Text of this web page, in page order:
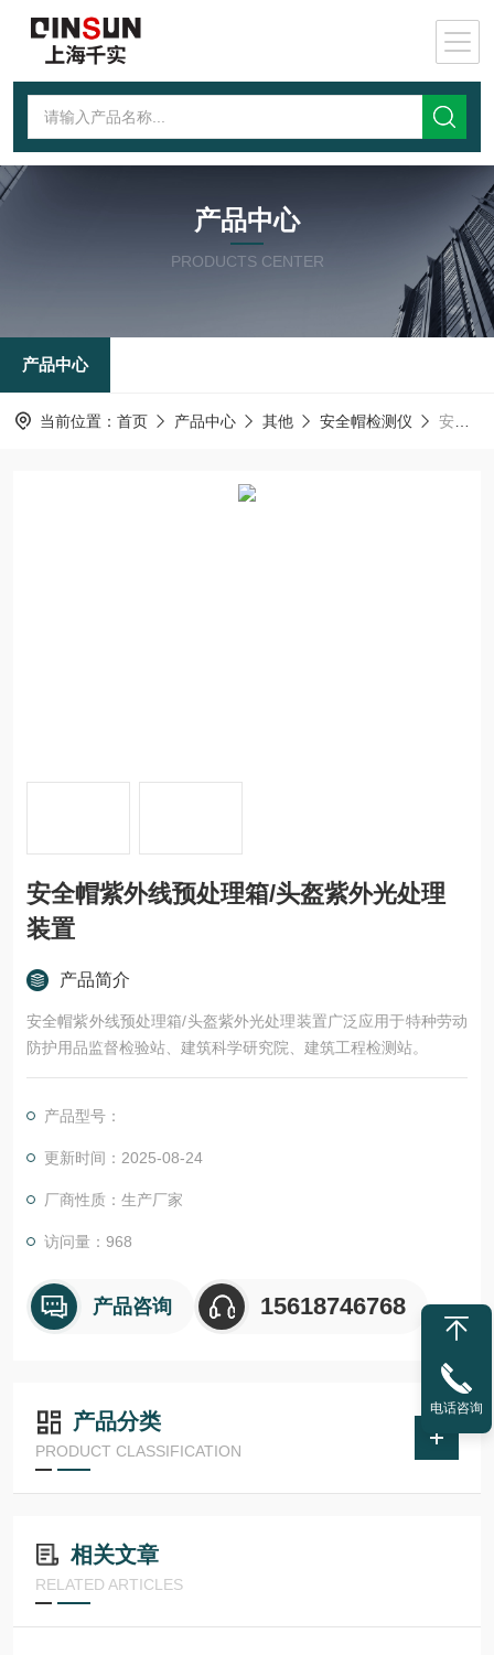
产品中心
PRODUCTS CENTER
产品中心
当前位置： 首页 产品中心 其他 安全帽检测仪 安全帽紫外线预处理箱/头盔紫外光处理装置
安全帽紫外线预处理箱/头盔紫外光处理
装置
产品简介
安全帽紫外线预处理箱/头盔紫外光处理装置广泛应用于特种劳动
防护用品监督检验站、建筑科学研究院、建筑工程检测站。
产品型号：
更新时间：2025-08-24
厂商性质：生产厂家
访问量：968
产品咨询 15618746768
产品分类
PRODUCT CLASSIFICATION
相关文章
RELATED ARTICLES
电话咨询